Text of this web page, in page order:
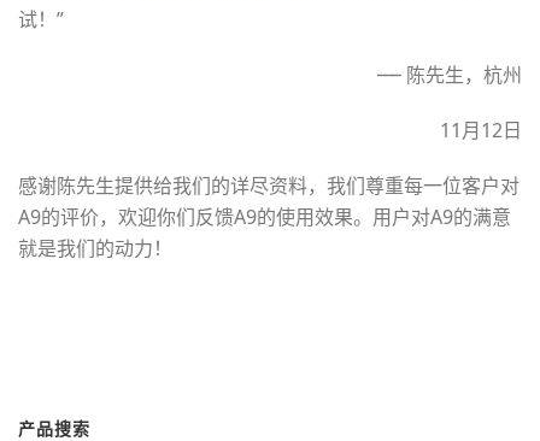
试！”
── 陈先生，杭州
11月12日
感谢陈先生提供给我们的详尽资料，我们尊重每一位客户对
A9的评价，欢迎你们反馈A9的使用效果。用户对A9的满意
就是我们的动力！
产品搜索